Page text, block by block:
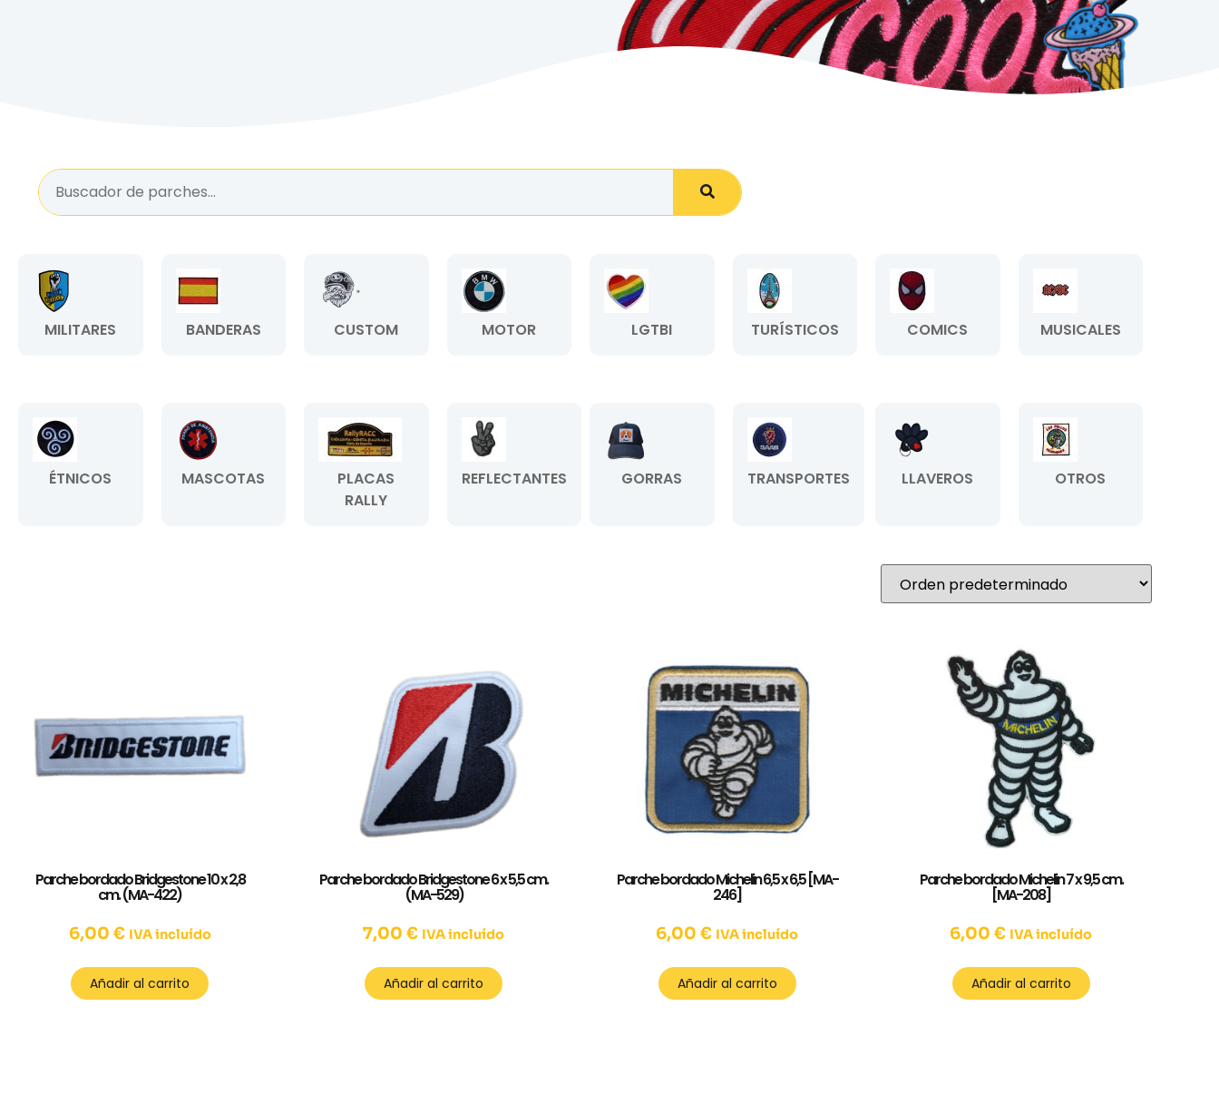
MILITARES BANDERAS CUSTOM MOTOR LGTBI TURÍSTICOS COMICS MUSICALES
ÉTNICOS MASCOTAS
PLACAS
RALLY
REFLECTANTES GORRAS TRANSPORTES LLAVEROS OTROS
Parche bordado Bridgestone 10 x 2,8
cm. (MA-422)
6,00 € IVA incluído
Añadir al carrito
Parche bordado Bridgestone 6 x 5,5 cm.
(MA-529)
7,00€ IVA incluído
Añadir al carrito
Parche bordado Michelin 6,5 x 6,5 [MA-
246]
6,00€ IVA incluído
Añadir al carrito
Parche bordado Michelin 7 x 9,5 cm.
[MA-208]
6,00€ IVA incluído
Añadir al carrito